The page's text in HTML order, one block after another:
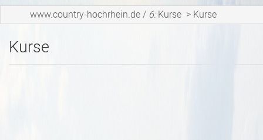
Home
www.country-hochrhein.de / 6: Kurse > Kurse
Kurse